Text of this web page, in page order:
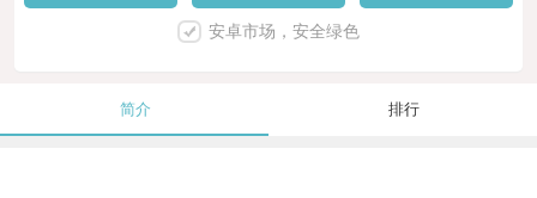
安卓市场，安全绿色
简介 排行